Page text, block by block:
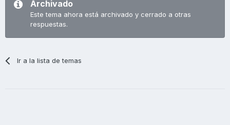
Archivado
Este tema ahora está archivado y cerrado a otras
respuestas.
Ir a la lista de temas